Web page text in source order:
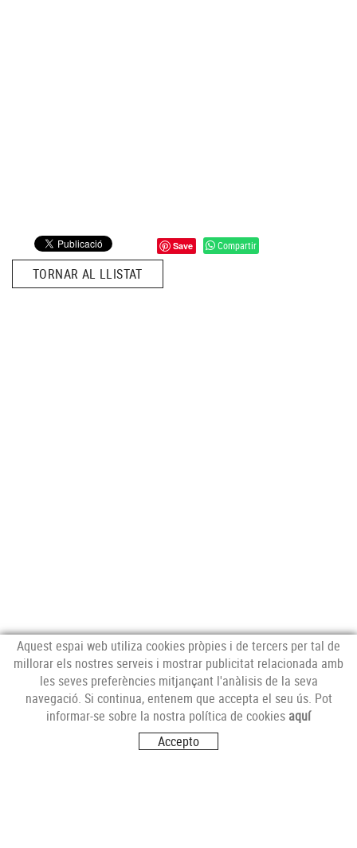
Save Compartir
TORNAR AL LLISTAT
NEWSLETTER
Aquest espai web utiliza cookies pròpies i de tercers per tal de
millorar els nostres serveis i mostrar publicitat relacionada amb
les seves preferències mitjançant l'anàlisis de la seva
navegació. Si continua, entenem que accepta el seu ús. Pot
informar-se sobre la nostra política de cookies aquí
Accepto